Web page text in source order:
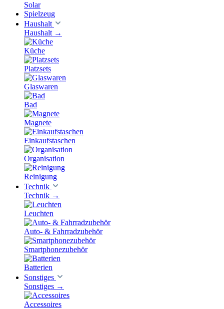
Solar
Spielzeug
Haushalt
Haushalt →
Küche
Platzsets
Glaswaren
Bad
Magnete
Einkaufstaschen
Organisation
Reinigung
Technik
Technik →
Leuchten
Auto- & Fahrradzubehör
Smartphonezubehör
Batterien
Sonstiges
Sonstiges →
Accessoires